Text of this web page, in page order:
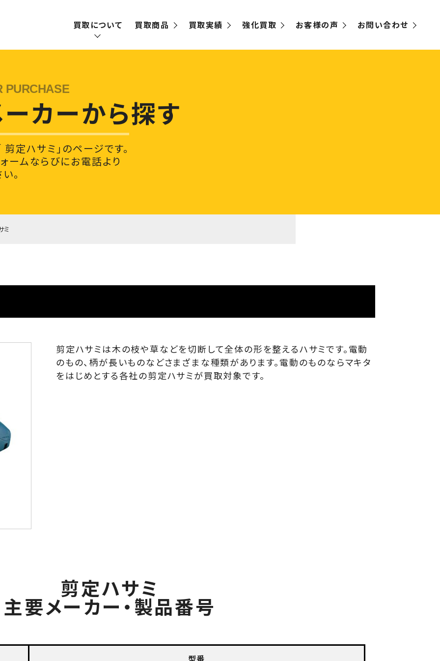
買取について
出張買取
買取商品 買取実績 強化買取 お客様の声 お問い合わせ
ーカーから探す
定ハサミ」のページです。
ームならびにお電話より
。
ミ
剪定ハサミは木の枝や草などを切断して全体の形を整えるハサミです。電動
のもの、柄が長いものなどさまざまな種類があります。電動のものならマキタ
をはじめとする各社の剪定ハサミが買取対象です。
剪定ハサミ
主要メーカー・製品番号